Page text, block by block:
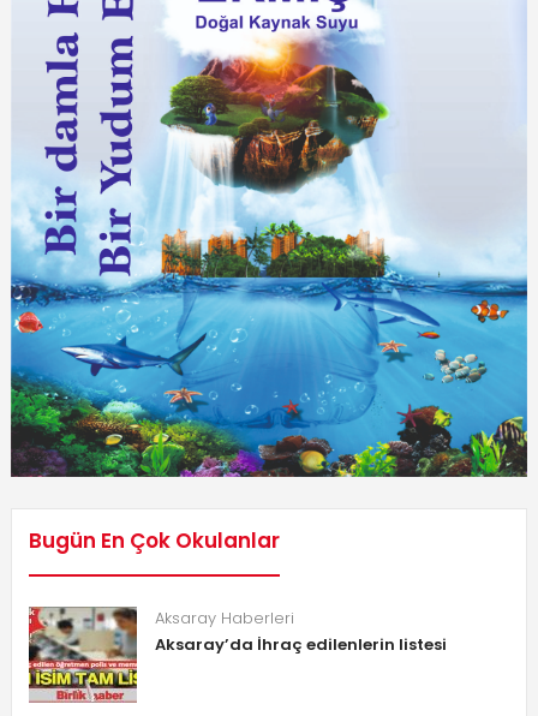
Bugün En Çok Okulanlar
Aksaray Haberleri
Aksaray’da İhraç edilenlerin listesi